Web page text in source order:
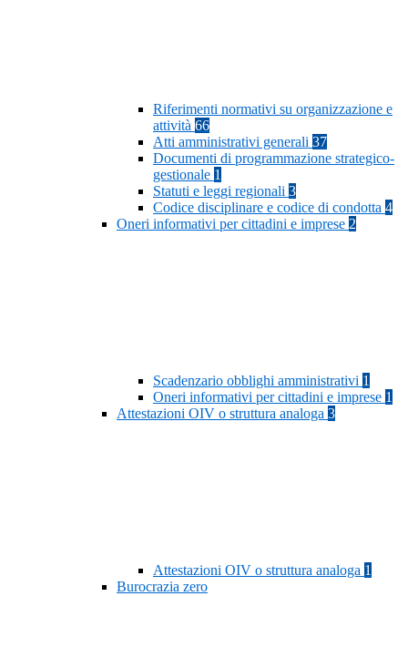
Riferimenti normativi su organizzazione e
attività 66
Atti amministrativi generali 37
Documenti di programmazione strategico-
gestionale 1
Statuti e leggi regionali 3
Codice disciplinare e codice di condotta 4
Oneri informativi per cittadini e imprese 2
Scadenzario obblighi amministrativi 1
Oneri informativi per cittadini e imprese 1
Attestazioni OIV o struttura analoga 3
Attestazioni OIV o struttura analoga 1
Burocrazia zero